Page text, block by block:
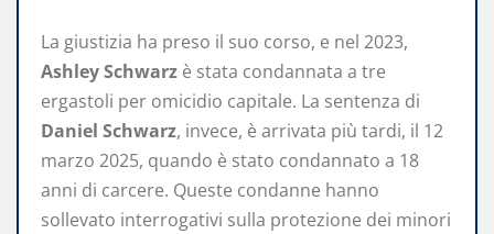
La giustizia ha preso il suo corso, e nel 2023,
Ashley Schwarz è stata condannata a tre
ergastoli per omicidio capitale. La sentenza di
Daniel Schwarz, invece, è arrivata più tardi, il 12
marzo 2025, quando è stato condannato a 18
anni di carcere. Queste condanne hanno
sollevato interrogativi sulla protezione dei minori